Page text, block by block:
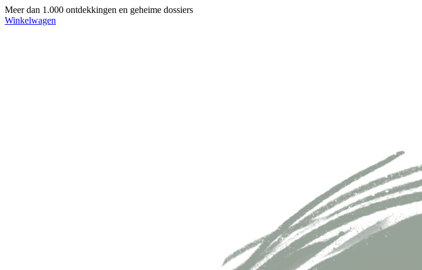
Meer dan 1.000 ontdekkingen en geheime dossiers
Winkelwagen